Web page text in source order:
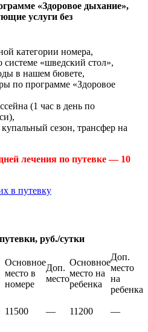
«Здоровое дыхание»,
услуги без
категории номера,
системе «шведский стол»,
в нашем бювете,
по программе «Здоровое
(1 час в день по
сезон, трансфер на
лечения по путевке — 10
в путевку
руб./сутки
Основное
место в
номере
Доп.
место
Основное
место на
ребенка
Доп.
место
на
ребенка
11500 — 11200
—